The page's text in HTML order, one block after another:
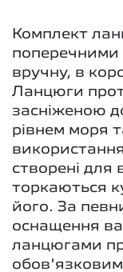
Комплект
поперечними
вручну, в
Ланцюги
засніженою
рівнем моря
створені для
торкаються
його. За
оснащення
ланцюгами